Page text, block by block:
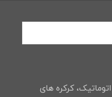
کرکره های